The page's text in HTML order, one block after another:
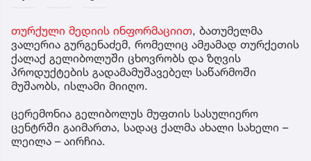
თურქული მედიის ინფორმაციით, ბათუმელმა
ვალერია გურგენაძემ, რომელიც ამჟამად თურქეთის
ქალაქ გელიბოლუში ცხოვრობს და ზღვის
პროდუქტების გადამამუშავებელ საწარმოში
მუშაობს, ისლამი მიიღო.
ცერემონია გელიბოლუს მუფთის სასულიერო
ცენტრში გაიმართა, სადაც ქალმა ახალი სახელი –
ლეილა – აირჩია.